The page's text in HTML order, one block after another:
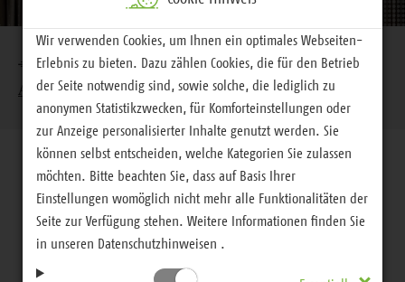
Brotkrumennavigation
EVLKS - interessiert Glauben
Das
Athanasianische Glaubensbekenntnis
Die Bekenntnisse
Wir verwenden Cookies, um Ihnen ein optimales Webseiten-
Erlebnis zu bieten. Dazu zählen Cookies, die für den Betrieb
der Seite notwendig sind, sowie solche, die lediglich zu
anonymen Statistikzwecken, für Komforteinstellungen oder
zur Anzeige personalisierter Inhalte genutzt werden. Sie
können selbst entscheiden, welche Kategorien Sie zulassen
möchten. Bitte beachten Sie, dass auf Basis Ihrer
Einstellungen womöglich nicht mehr alle Funktionalitäten der
Seite zur Verfügung stehen. Weitere Informationen finden Sie
in unseren Datenschutzhinweisen .